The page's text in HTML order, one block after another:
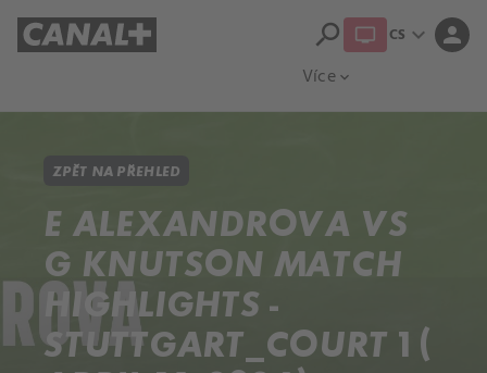
Více expand_more
search CS expand_more person
ZPĚT NA PŘEHLED
E ALEXANDROVA VS
G KNUTSON MATCH
HIGHLIGHTS -
STUTTGART_COURT 1 (